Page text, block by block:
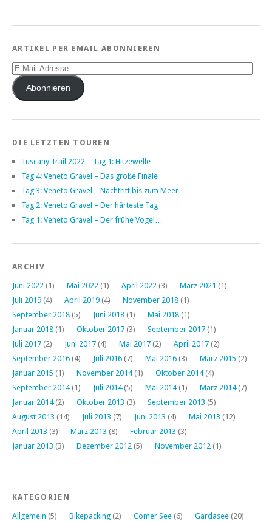
ARTIKEL PER EMAIL ABONNIEREN
E-
Mail-
AdresseAbonnieren
DIE LETZTEN TOUREN
Tuscany Trail 2022 – Tag 1: Hitzewelle
Tag 4: Veneto Gravel – Das große Finale
Tag 3: Veneto Gravel – Nachtritt bis zum Meer
Tag 2: Veneto Gravel – Der härteste Tag
Tag 1: Veneto Gravel – Der frühe Vogel…
ARCHIV
Juni 2022 (1) Mai 2022 (1) April 2022 (3) März 2021 (1)
Juli 2019 (4) April 2019 (4) November 2018 (1)
September 2018 (5) Juni 2018 (1) Mai 2018 (1)
Januar 2018 (1) Oktober 2017 (3) September 2017 (1)
Juli 2017 (2) Juni 2017 (4) Mai 2017 (2) April 2017 (2)
September 2016 (4) Juli 2016 (7) Mai 2016 (3) März 2015 (2)
Januar 2015 (1) November 2014(1) Oktober 2014(4)
September 2014(1) Juli 2014(5) Mai 2014(1) März 2014(7)
Januar 2014(2) Oktober 2013 (3) September 2013 (5)
August 2013 (14) Juli 2013 (7) Juni 2013 (4) Mai 2013 (12)
April 2013 (3) März 2013 (8) Februar 2013 (3)
Januar 2013 (3) Dezember 2012 (5) November 2012 (1)
KATEGORIEN
Allgemein (5) Bikepacking (2) Comer See (6) Gardasee (20)